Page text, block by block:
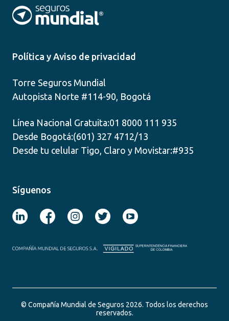
Política y Aviso de privacidad
Torre Seguros Mundial
Autopista Norte #114-90, Bogotá
Línea Nacional Gratuita:01 8000 111 935
Desde Bogotá:(601) 327 4712/13
Desde tu celular Tigo, Claro y Movistar:#935
Síguenos
© Compañía Mundial de Seguros 2026. Todos los derechos
reservados.